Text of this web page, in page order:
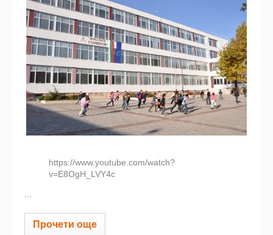
https://www.youtube.com/watch?
v=E8OgH_LVY4c
...
Прочети още